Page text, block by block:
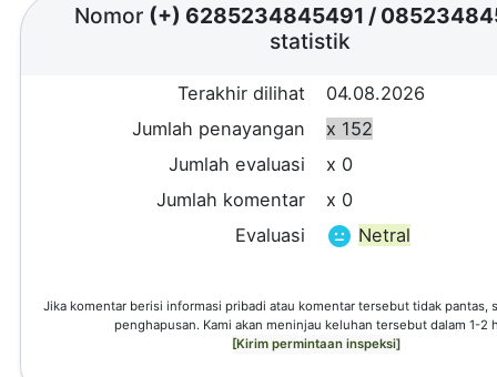
Nomor (+) 6285234845491 /
statistik
Terakhir dilihat
04.08.2026
Jumlah penayangan
x 152
Jumlah evaluasi
x 0
Jumlah komentar
x 0
Evaluasi
Netral
Jika komentar berisi informasi pribadi atau komentar tersebut tidak pantas,
penghapusan. Kami akan meninjau keluhan tersebut dalam 1-2
[Kirim permintaan inspeksi]